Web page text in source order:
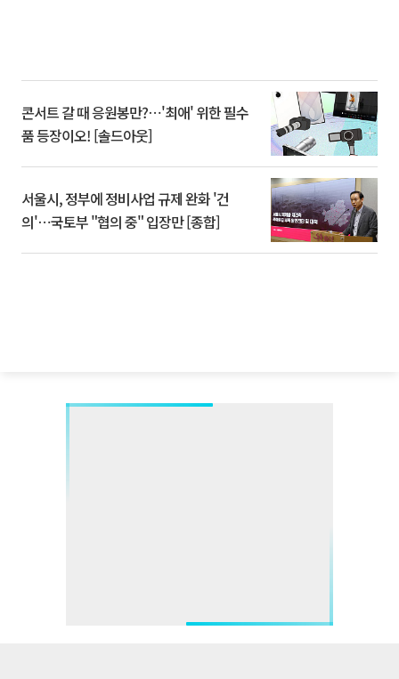
콘서트 갈 때 응원봉만?⋯'최애' 위한 필수
품 등장이오! [솔드아웃]
서울시, 정부에 정비사업 규제 완화 '건
의'⋯국토부 "협의 중" 입장만 [종합]